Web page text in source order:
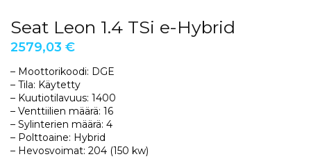
Seat Leon 1.4 TSi e-Hybrid
2579,03 €
– Moottorikoodi: DGE
– Tila: Käytetty
– Kuutiotilavuus: 1400
– Venttiilien määrä: 16
– Sylinterien määrä: 4
– Polttoaine: Hybrid
– Hevosvoimat: 204 (150 kw)